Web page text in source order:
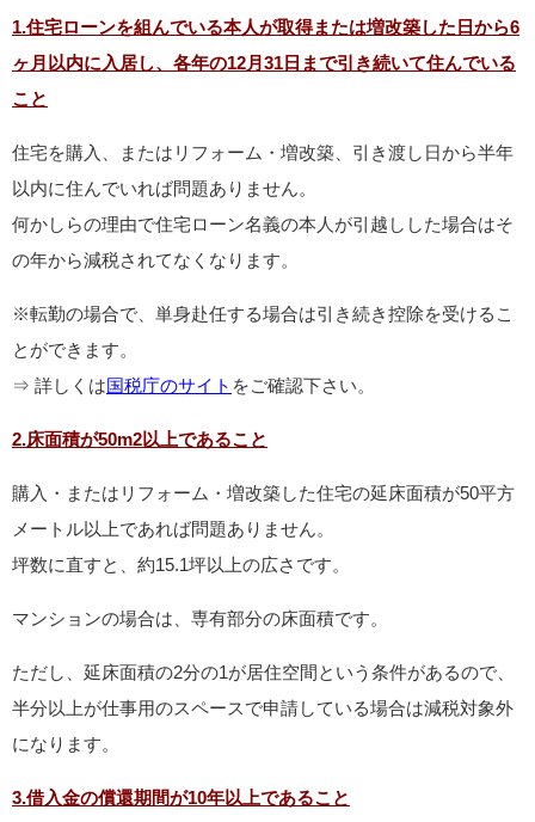
1.住宅ローンを組んでいる本人が取得または増改築した日から6
ヶ月以内に入居し、各年の12月31日まで引き続いて住んでいる
こと
住宅を購入、またはリフォーム・増改築、引き渡し日から半年
以内に住んでいれば問題ありません。
何かしらの理由で住宅ローン名義の本人が引越しした場合はそ
の年から減税されてなくなります。
※転勤の場合で、単身赴任する場合は引き続き控除を受けるこ
とができます。
⇒ 詳しくは 国税庁のサイト をご確認下さい。
2.床面積が50m2以上であること
購入・またはリフォーム・増改築した住宅の延床面積が50平方
メートル以上であれば問題ありません。
坪数に直すと、約15.1坪以上の広さです。
マンションの場合は、専有部分の床面積です。
ただし、延床面積の2分の1が居住空間という条件があるので、
半分以上が仕事用のスペースで申請している場合は減税対象外
になります。
3.借入金の償還期間が10年以上であること